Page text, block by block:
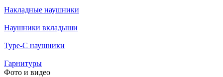
Накладные наушники
Наушники вкладыши
Type-C наушники
Гарнитуры
Фото и видео